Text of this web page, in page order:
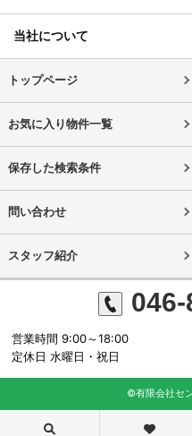
当社について
トップページ
お気に入り物件一覧
保存した検索条件
問い合わせ
スタッフ紹介
営業時間 9:00～18:00
定休日 水曜日・祝日
©有限会社セ